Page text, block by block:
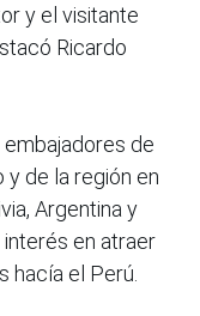
y el visitante
Ricardo
de
de la región en
Argentina y
en atraer
hacía el Perú.